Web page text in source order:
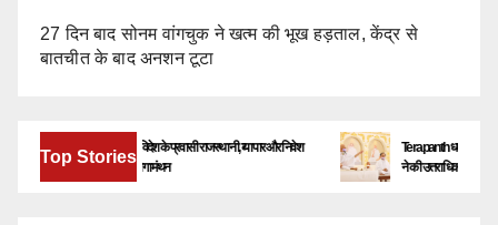
27 दिन बाद सोनम वांगचुक ने खत्म की भूख हड़ताल, केंद्र से
बातचीत के बाद अनशन टूटा
Top Stories
बेंगलूरु में जुटेंगे देश-विदेश के प्रवासी राजस्थानी, व्यापार और निवेश
के नए अवसरों पर होगा मंथन
Terapanth धर्मसंघ को मिला नया
ने की उत्तराधिकारी की घोषणा